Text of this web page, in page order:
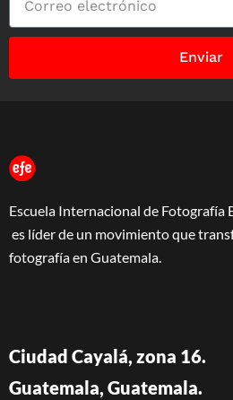
Enviar
Escuela Internacional de Fotografía
es líder de un movimiento que
fotografía en Guatemala.
Ciudad Cayalá, zona 16.
Guatemala, Guatemala.